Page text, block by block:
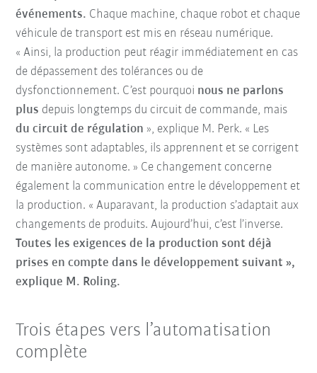
événements. Chaque machine, chaque robot et chaque
véhicule de transport est mis en réseau numérique.
« Ainsi, la production peut réagir immédiatement en cas
de dépassement des tolérances ou de
dysfonctionnement. C’est pourquoi nous ne parlons
plus depuis longtemps du circuit de commande, mais
du circuit de régulation », explique M. Perk. « Les
systèmes sont adaptables, ils apprennent et se corrigent
de manière autonome. » Ce changement concerne
également la communication entre le développement et
la production. « Auparavant, la production s’adaptait aux
changements de produits. Aujourd’hui, c’est l’inverse.
Toutes les exigences de la production sont déjà
prises en compte dans le développement suivant »,
explique M. Roling.
Trois étapes vers l’automatisation
complète